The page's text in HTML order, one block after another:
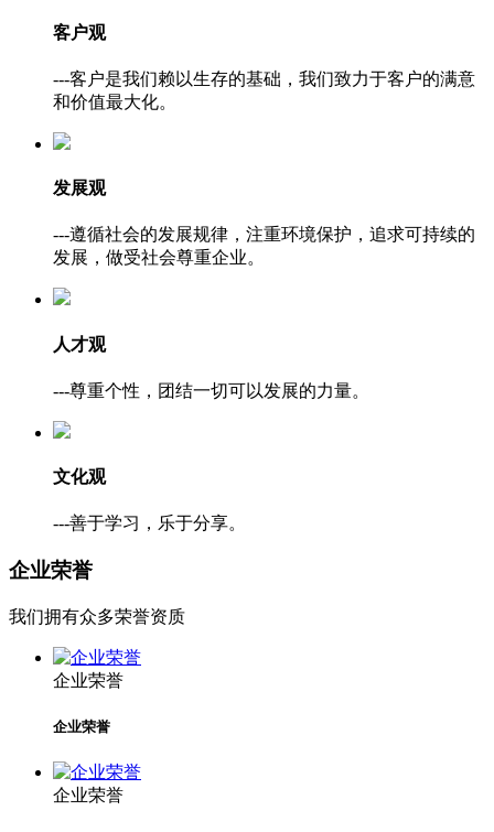
客户观
---客户是我们赖以生存的基础，我们致力于客户的满意
和价值最大化。
发展观
---遵循社会的发展规律，注重环境保护，追求可持续的
发展，做受社会尊重企业。
人才观
---尊重个性，团结一切可以发展的力量。
文化观
---善于学习，乐于分享。
企业荣誉
我们拥有众多荣誉资质
企业荣誉
企业荣誉
企业荣誉